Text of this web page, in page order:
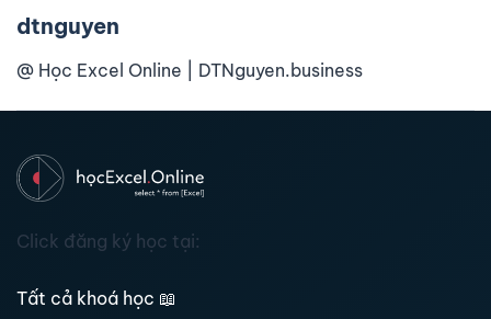
dtnguyen
@ Học Excel Online | DTNguyen.business
Click đăng ký học tại:
Tất cả khoá học 📖